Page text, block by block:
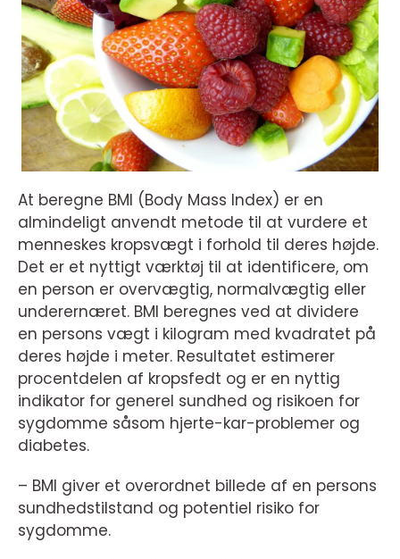
At beregne BMI (Body Mass Index) er en
almindeligt anvendt metode til at vurdere et
menneskes kropsvægt i forhold til deres højde.
Det er et nyttigt værktøj til at identificere, om
en person er overvægtig, normalvægtig eller
underernæret. BMI beregnes ved at dividere
en persons vægt i kilogram med kvadratet på
deres højde i meter. Resultatet estimerer
procentdelen af kropsfedt og er en nyttig
indikator for generel sundhed og risikoen for
sygdomme såsom hjerte-kar-problemer og
diabetes.
– BMI giver et overordnet billede af en persons
sundhedstilstand og potentiel risiko for
sygdomme.